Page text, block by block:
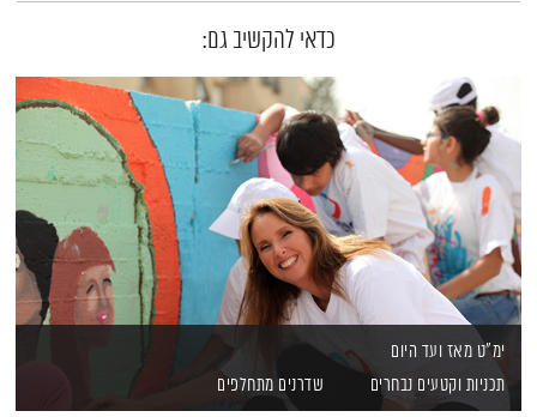
כדאי להקשיב גם:
ימ"ט מאז ועד היום
תכניות וקטעים נבחרים
שדרנים מתחלפים